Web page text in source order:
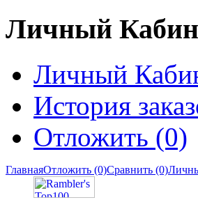
Личный
Личный
История
Отложить (0)
ГлавнаяОтложить (0)Сравнить (0)